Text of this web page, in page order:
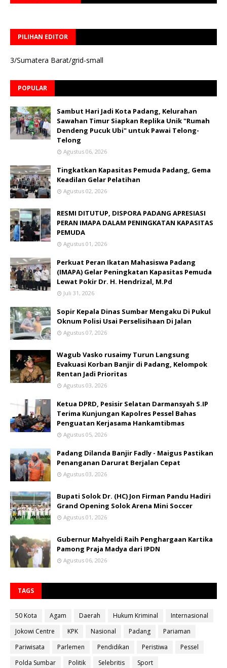
PILIHAN EDITOR
3/Sumatera Barat/grid-small
POPULAR
Sambut Hari Jadi Kota Padang, Kelurahan
Sawahan Timur Siapkan Replika Unik "Rumah
Dendeng Pucuk Ubi" untuk Pawai Telong-
Telong
Agustus 06, 2026
Tingkatkan Kapasitas Pemuda Padang, Gema
Keadilan Gelar Pelatihan
Agustus 02, 2026
RESMI DITUTUP, DISPORA PADANG APRESIASI
PERAN IMAPA DALAM PENINGKATAN KAPASITAS
PEMUDA
Agustus 01, 2026
Perkuat Peran Ikatan Mahasiswa Padang
(IMAPA) Gelar Peningkatan Kapasitas Pemuda
Lewat Pokir Dr. H. Hendrizal, M.Pd
Juli 31, 2026
Sopir Kepala Dinas Sumbar Mengaku Di Pukul
Oknum Polisi Usai Perselisihaan Di Jalan
Agustus 07, 2026
Wagub Vasko rusaimy Turun Langsung
Evakuasi Korban Banjir di Padang, Kelompok
Rentan Jadi Prioritas
Agustus 03, 2026
Ketua DPRD, Pesisir Selatan Darmansyah S.IP
Terima Kunjungan Kapolres Pessel Bahas
Penguatan Kerjasama Hankamtibmas
Agustus 05, 2026
Padang Dilanda Banjir Fadly - Maigus Pastikan
Penanganan Darurat Berjalan Cepat
Agustus 03, 2026
Bupati Solok Dr. (HC) Jon Firman Pandu Hadiri
Grand Opening Solok Arena Mini Soccer
Agustus 01, 2026
Gubernur Mahyeldi Raih Penghargaan Kartika
Pamong Praja Madya dari IPDN
Agustus 06, 2026
TAGS
50 Kota Agam Daerah Hukum Kriminal
Internasional
Jokowi Centre
KPK Nasional Padang
Pariaman
Pariwisata
Parlemen Pendidikan Peristiwa
Pessel
Polda Sumbar
Politik Selebritis Sport